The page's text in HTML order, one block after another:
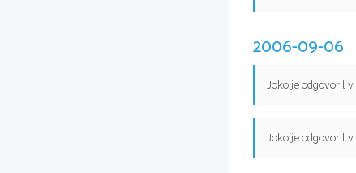
2006-09-06
Joko je odgovoril v
Joko je odgovoril v